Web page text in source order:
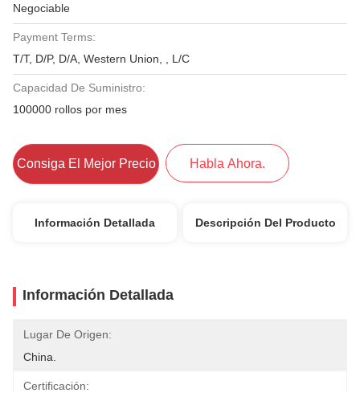
Negociable
Payment Terms:
T/T, D/P, D/A, Western Union, , L/C
Capacidad De Suministro:
100000 rollos por mes
Consiga El Mejor Precio Habla Ahora.
Información Detallada Descripción Del Producto
Información Detallada
Lugar De Origen:
China.
Certificación: